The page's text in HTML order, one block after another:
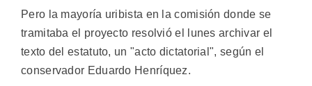
Pero la mayoría uribista en la comisión donde se
tramitaba el proyecto resolvió el lunes archivar el
texto del estatuto, un "acto dictatorial", según el
conservador Eduardo Henríquez.